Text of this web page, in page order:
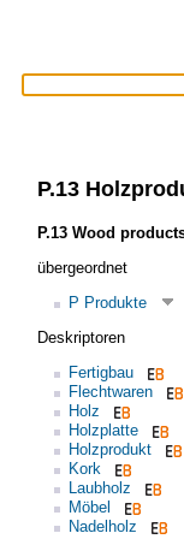
P.13
P.13 Wood
übergeordnet
P Produkte
Deskriptoren
Fertigbau
Flechtwaren
Holz
Holzplatte
Holzprodukt
Kork
Laubholz
Möbel
Nadelholz